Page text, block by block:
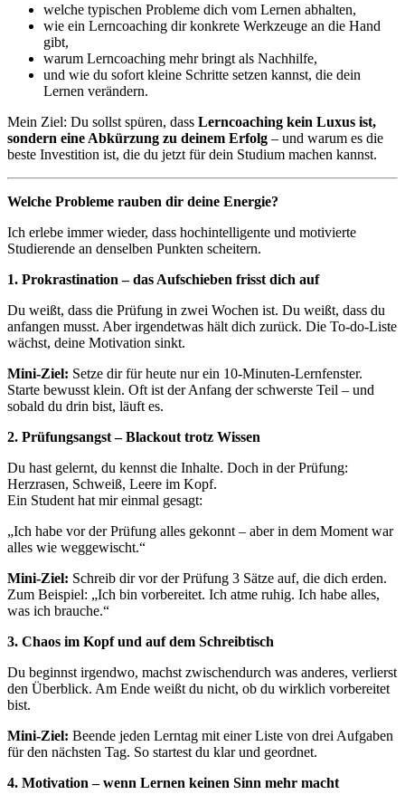
welche typischen Probleme dich vom Lernen abhalten,
wie ein Lerncoaching dir konkrete Werkzeuge an die Hand
gibt,
warum Lerncoaching mehr bringt als Nachhilfe,
und wie du sofort kleine Schritte setzen kannst, die dein
Lernen verändern.
Mein Ziel: Du sollst spüren, dass Lerncoaching kein Luxus ist,
sondern eine Abkürzung zu deinem Erfolg – und warum es die
beste Investition ist, die du jetzt für dein Studium machen kannst.
Welche Probleme rauben dir deine Energie?
Ich erlebe immer wieder, dass hochintelligente und motivierte
Studierende an denselben Punkten scheitern.
1. Prokrastination – das Aufschieben frisst dich auf
Du weißt, dass die Prüfung in zwei Wochen ist. Du weißt, dass du
anfangen musst. Aber irgendetwas hält dich zurück. Die To-do-Liste
wächst, deine Motivation sinkt.
Mini-Ziel: Setze dir für heute nur ein 10-Minuten-Lernfenster.
Starte bewusst klein. Oft ist der Anfang der schwerste Teil – und
sobald du drin bist, läuft es.
2. Prüfungsangst – Blackout trotz Wissen
Du hast gelernt, du kennst die Inhalte. Doch in der Prüfung:
Herzrasen, Schweiß, Leere im Kopf.
Ein Student hat mir einmal gesagt:
„Ich habe vor der Prüfung alles gekonnt – aber in dem Moment war
alles wie weggewischt.“
Mini-Ziel: Schreib dir vor der Prüfung 3 Sätze auf, die dich erden.
Zum Beispiel: „Ich bin vorbereitet. Ich atme ruhig. Ich habe alles,
was ich brauche.“
3. Chaos im Kopf und auf dem Schreibtisch
Du beginnst irgendwo, machst zwischendurch was anderes, verlierst
den Überblick. Am Ende weißt du nicht, ob du wirklich vorbereitet
bist.
Mini-Ziel: Beende jeden Lerntag mit einer Liste von drei Aufgaben
für den nächsten Tag. So startest du klar und geordnet.
4. Motivation – wenn Lernen keinen Sinn mehr macht